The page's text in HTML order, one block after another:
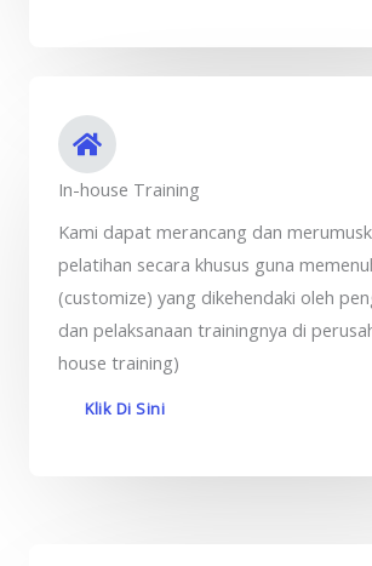
In-house Training
Kami dapat merancang dan
pelatihan secara khusus guna
(customize) yang dikehendaki oleh
dan pelaksanaan trainingnya di
house training)
Klik Di Sini